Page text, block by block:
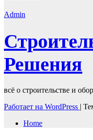
Admin
Решения
всё о строительстве и
Работает на WordPress |
Home